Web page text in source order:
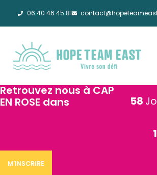
06 40 46 45 81
Retrouvez nous à CAP
EN ROSE dans
58
M'INSCRIRE